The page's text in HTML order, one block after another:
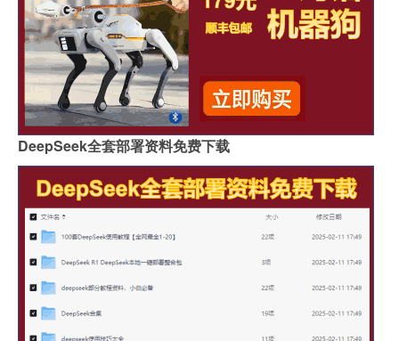
DeepSeek全套部署资料免费下载